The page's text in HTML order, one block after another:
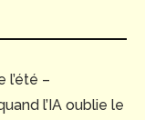
l’été –
l’IA oublie le